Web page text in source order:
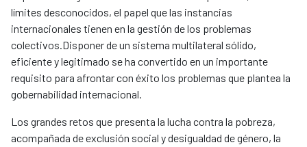
límites desconocidos, el papel que las instancias
internacionales tienen en la gestión de los problemas
colectivos.Disponer de un sistema multilateral sólido,
eficiente y legitimado se ha convertido en un importante
requisito para afrontar con éxito los problemas que plantea la
gobernabilidad internacional.
Los grandes retos que presenta la lucha contra la pobreza,
acompañada de exclusión social y desigualdad de género, la